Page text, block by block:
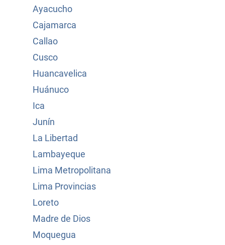
Ayacucho
Cajamarca
Callao
Cusco
Huancavelica
Huánuco
Ica
Junín
La Libertad
Lambayeque
Lima Metropolitana
Lima Provincias
Loreto
Madre de Dios
Moquegua